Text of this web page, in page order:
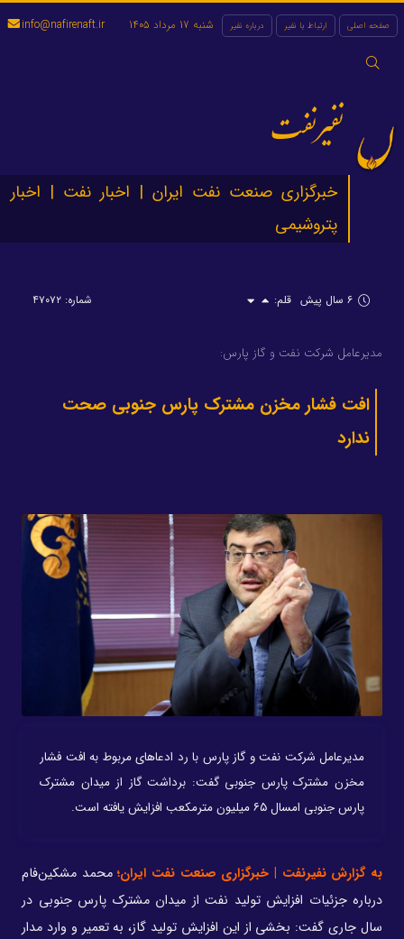
صفحه اصلی ارتباط با نفیر درباره نفیر
جستجو
شنبه 17 مرداد 1405 info@nafirenaft.ir
نفیرنفت
خبرگزاری صنعت نفت ایران | اخبار نفت | اخبار
پتروشیمی
۶ سال پیش قلم: شماره: ۴۷۰۷۲
مدیرعامل شرکت نفت و گاز پارس:
افت فشار مخزن مشترک پارس جنوبی صحت
ندارد
مدیرعامل شرکت نفت و گاز پارس با رد ادعاهای مربوط به افت فشار
مخزن مشترک پارس جنوبی گفت: برداشت گاز از میدان مشترک
پارس جنوبی امسال ۶۵ میلیون مترمکعب افزایش یافته است.
به گزارش نفیرنفت | خبرگزاری صنعت نفت ایران؛ محمد مشکین‌فام
درباره جزئیات افزایش تولید نفت از میدان مشترک پارس جنوبی در
سال‌ جاری گفت: بخشی از این افزایش تولید گاز، به تعمیر و وارد مدار